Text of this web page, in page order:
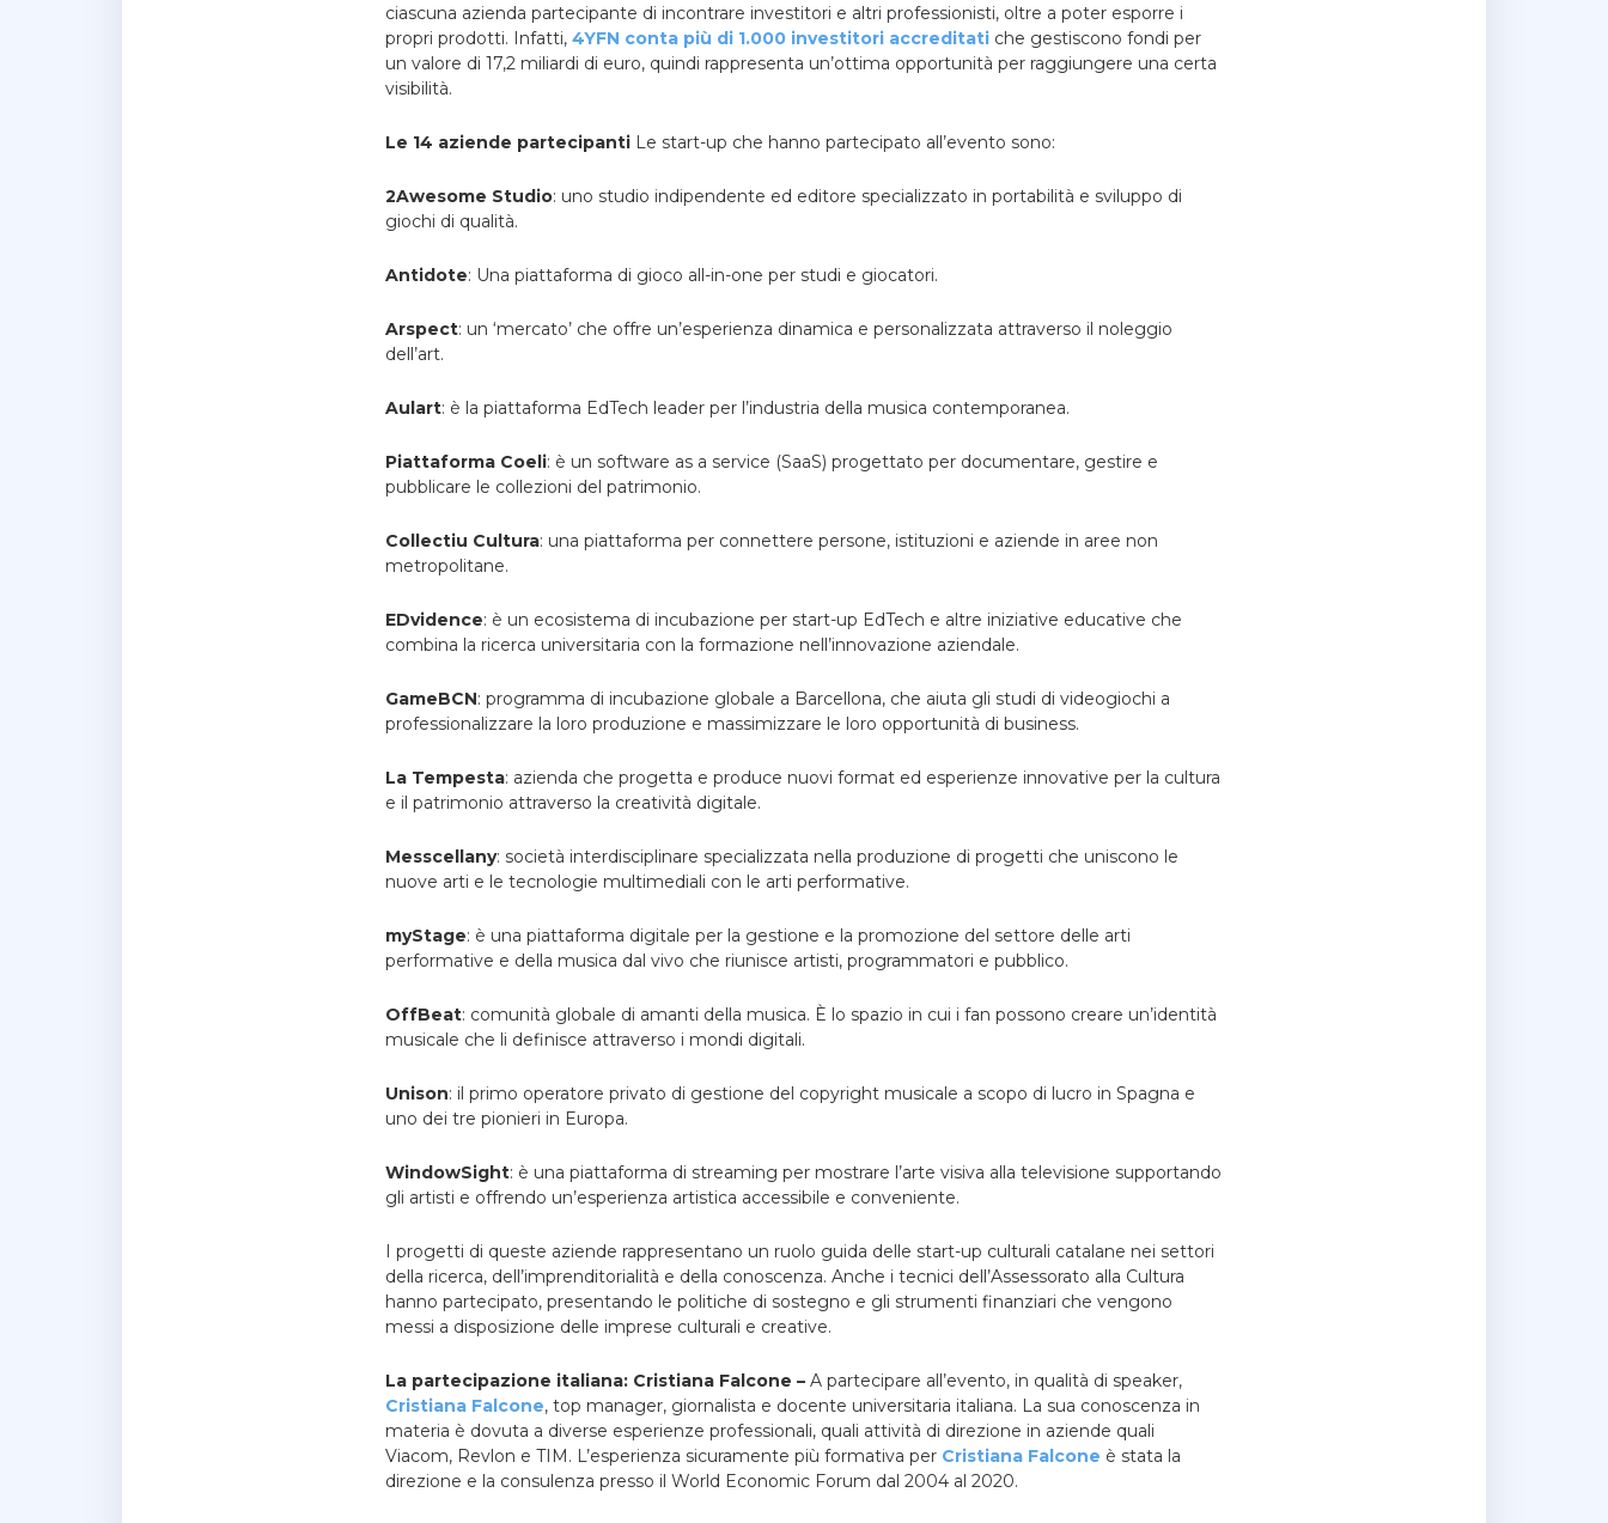
ciascuna azienda partecipante di incontrare investitori e altri professionisti, oltre a poter esporre i
propri prodotti. Infatti, 4YFN conta più di 1.000 investitori accreditati che gestiscono fondi per
un valore di 17,2 miliardi di euro, quindi rappresenta un’ottima opportunità per raggiungere una certa
visibilità.
Le 14 aziende partecipanti Le start-up che hanno partecipato all’evento sono:
2Awesome Studio: uno studio indipendente ed editore specializzato in portabilità e sviluppo di
giochi di qualità.
Antidote: Una piattaforma di gioco all-in-one per studi e giocatori.
Arspect: un ‘mercato’ che offre un’esperienza dinamica e personalizzata attraverso il noleggio
dell’art.
Aulart: è la piattaforma EdTech leader per l’industria della musica contemporanea.
Piattaforma Coeli: è un software as a service (SaaS) progettato per documentare, gestire e
pubblicare le collezioni del patrimonio.
Collectiu Cultura: una piattaforma per connettere persone, istituzioni e aziende in aree non
metropolitane.
EDvidence: è un ecosistema di incubazione per start-up EdTech e altre iniziative educative che
combina la ricerca universitaria con la formazione nell’innovazione aziendale.
GameBCN: programma di incubazione globale a Barcellona, ​​​​che aiuta gli studi di videogiochi a
professionalizzare la loro produzione e massimizzare le loro opportunità di business.
La Tempesta: azienda che progetta e produce nuovi format ed esperienze innovative per la cultura
e il patrimonio attraverso la creatività digitale.
Messcellany: società interdisciplinare specializzata nella produzione di progetti che uniscono le
nuove arti e le tecnologie multimediali con le arti performative.
myStage: è una piattaforma digitale per la gestione e la promozione del settore delle arti
performative e della musica dal vivo che riunisce artisti, programmatori e pubblico.
OffBeat: comunità globale di amanti della musica. È lo spazio in cui i fan possono creare un’identità
musicale che li definisce attraverso i mondi digitali.
Unison: il primo operatore privato di gestione del copyright musicale a scopo di lucro in Spagna e
uno dei tre pionieri in Europa.
WindowSight: è una piattaforma di streaming per mostrare l’arte visiva alla televisione supportando
gli artisti e offrendo un’esperienza artistica accessibile e conveniente.
I progetti di queste aziende rappresentano un ruolo guida delle start-up culturali catalane nei settori
della ricerca, dell’imprenditorialità e della conoscenza. Anche i tecnici dell’Assessorato alla Cultura
hanno partecipato, presentando le politiche di sostegno e gli strumenti finanziari che vengono
messi a disposizione delle imprese culturali e creative.
La partecipazione italiana: Cristiana Falcone – A partecipare all’evento, in qualità di speaker,
Cristiana Falcone, top manager, giornalista e docente universitaria italiana. La sua conoscenza in
materia è dovuta a diverse esperienze professionali, quali attività di direzione in aziende quali
Viacom, Revlon e TIM. L’esperienza sicuramente più formativa per Cristiana Falcone è stata la
direzione e la consulenza presso il World Economic Forum dal 2004 al 2020.